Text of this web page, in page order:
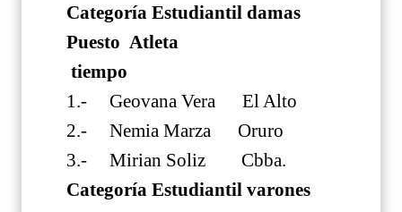
Categoría Estudiantil damas
Puesto Atleta
tiempo
1.- Geovana Vera El Alto
2.- Nemia Marza Oruro
3.- Mirian Soliz Cbba.
Categoría Estudiantil varones